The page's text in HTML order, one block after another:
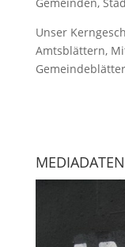
Unser
Amtsblättern,
MEDIADATEN